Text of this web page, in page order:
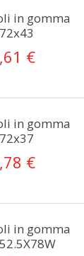
in gomma
€
in gomma
€
in gomma